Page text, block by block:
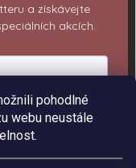
pohodlné
webu neustále
a získávejte
akcích.